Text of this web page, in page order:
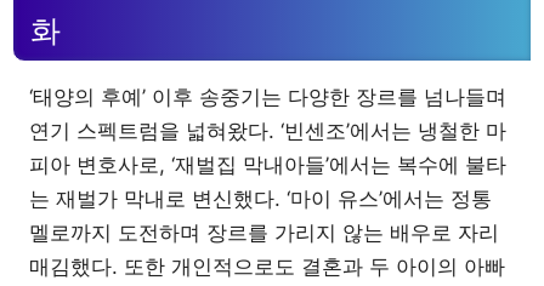
화
‘태양의 후예’ 이후 송중기는 다양한 장르를 넘나들며
연기 스펙트럼을 넓혀왔다. ‘빈센조’에서는 냉철한 마
피아 변호사로, ‘재벌집 막내아들’에서는 복수에 불타
는 재벌가 막내로 변신했다. ‘마이 유스’에서는 정통
멜로까지 도전하며 장르를 가리지 않는 배우로 자리
매김했다. 또한 개인적으로도 결혼과 두 아이의 아빠